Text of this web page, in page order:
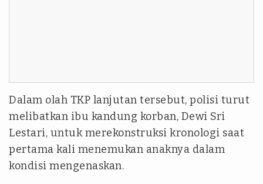
Dalam olah TKP lanjutan tersebut, polisi turut
melibatkan ibu kandung korban, Dewi Sri
Lestari, untuk merekonstruksi kronologi saat
pertama kali menemukan anaknya dalam
kondisi mengenaskan.